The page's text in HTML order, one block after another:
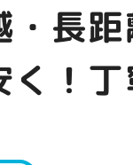
長距
！丁